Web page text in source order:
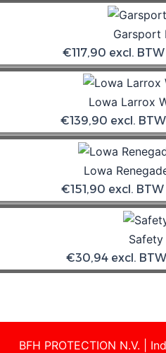
Garsport
€117,90 excl. BTW |
Lowa Larrox
€139,90 excl. BTW
Lowa
€151,90 excl. BTW |
€30,94excl. BTW
BFH PROTECTION N.V. |